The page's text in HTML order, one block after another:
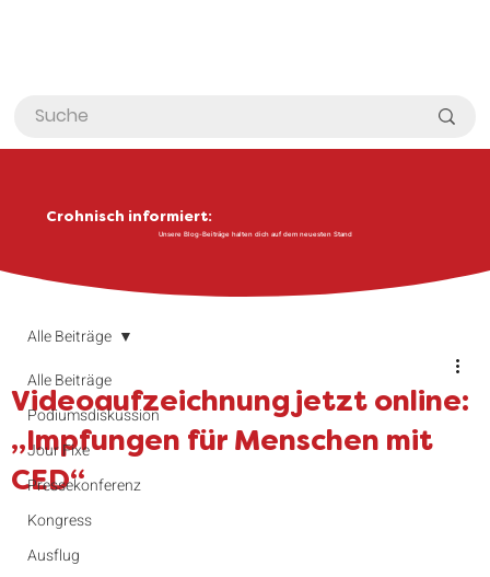
Crohnisch informiert:
Unsere Blog-Beiträge halten dich auf dem neuesten Stand
Alle Beiträge
Podiumsdiskussion
Jour Fixe
Pressekonferenz
Kongress
Ausflug
Alle Beiträge
Videoaufzeichnung jetzt online:
„Impfungen für Menschen mit
CED“